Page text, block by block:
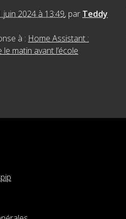
juin 2024 à 13:49, par Teddy
à : Home Assistant :
le matin avant l’école